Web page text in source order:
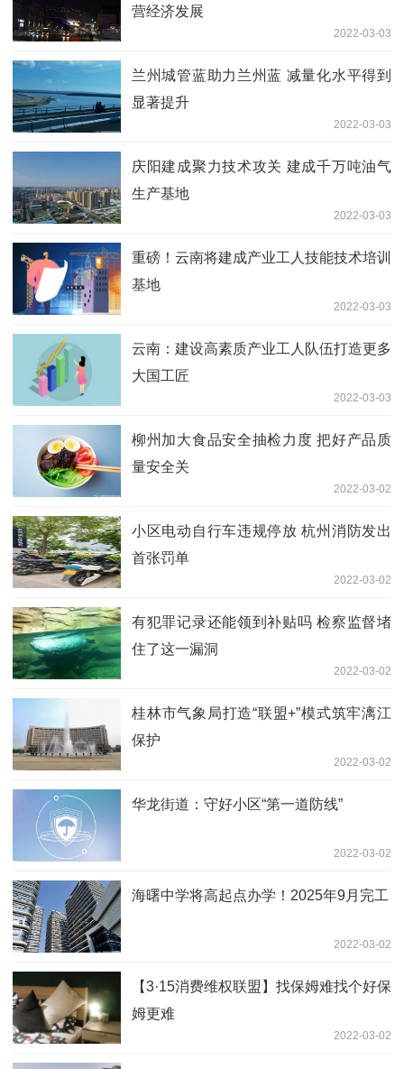
营经济发展
2022-03-03
兰州城管蓝助力兰州蓝 减量化水平得到
显著提升
2022-03-03
庆阳建成聚力技术攻关 建成千万吨油气
生产基地
2022-03-03
重磅！云南将建成产业工人技能技术培训
基地
2022-03-03
云南：建设高素质产业工人队伍打造更多
大国工匠
2022-03-03
柳州加大食品安全抽检力度 把好产品质
量安全关
2022-03-02
小区电动自行车违规停放 杭州消防发出
首张罚单
2022-03-02
有犯罪记录还能领到补贴吗 检察监督堵
住了这一漏洞
2022-03-02
桂林市气象局打造“联盟+”模式筑牢漓江
保护
2022-03-02
华龙街道：守好小区“第一道防线”
2022-03-02
海曙中学将高起点办学！2025年9月完工
2022-03-02
【3·15消费维权联盟】找保姆难找个好保
姆更难
2022-03-02